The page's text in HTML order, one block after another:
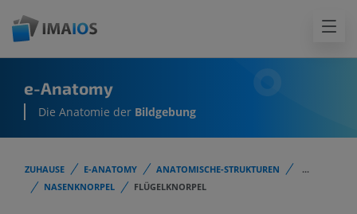
e-Anatomy
Die Anatomie der Bildgebung
ZUHAUSE E-ANATOMY ANATOMISCHE-STRUKTUREN
...
NASENKNORPEL
FLÜGELKNORPEL